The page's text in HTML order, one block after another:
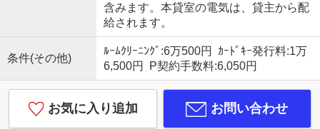
含みます。本貸室の電気は、貸主から配
給されます。
条件(その他)
ﾙｰﾑｸﾘｰﾆﾝｸﾞ:6万500円 ｶｰﾄﾞｷｰ発行料:1万
6,500円 P契約手数料:6,050円
お気に入り追加 お問い合わせ